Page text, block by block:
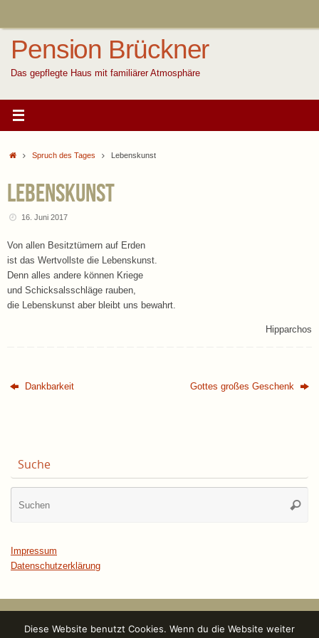
Pension Brückner
Das gepflegte Haus mit familiärer Atmosphäre
StartSpruch des Tages Lebenskunst
Lebenskunst
16. Juni 2017
Von allen Besitztümern auf Erden
ist das Wertvollste die Lebenskunst.
Denn alles andere können Kriege
und Schicksalsschläge rauben,
die Lebenskunst aber bleibt uns bewahrt.
Hipparchos
Dankbarkeit Gottes großes Geschenk
Suche
Impressum
Datenschutzerklärung
Diese Website benutzt Cookies. Wenn du die Website weiter